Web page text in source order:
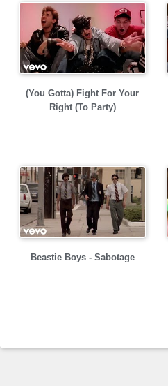
(You Gotta) Fight For Your
Right (To Party)
Beastie Boys - Sabotage